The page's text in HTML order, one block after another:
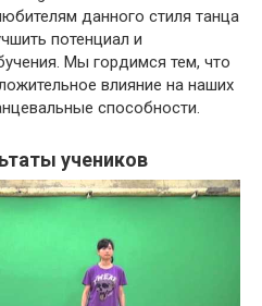
данного стиля танца
потенциал и
Мы гордимся тем, что
влияние на наших
способности.
учеников